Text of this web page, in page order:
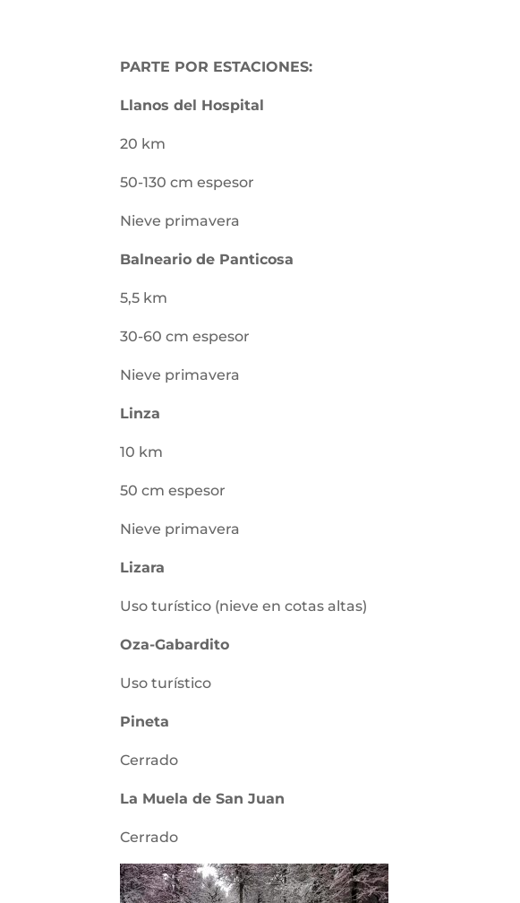
PARTE POR ESTACIONES:
Llanos del Hospital
20 km
50-130 cm espesor
Nieve primavera
Balneario de Panticosa
5,5 km
30-60 cm espesor
Nieve primavera
Linza
10 km
50 cm espesor
Nieve primavera
Lizara
Uso turístico (nieve en cotas altas)
Oza-Gabardito
Uso turístico
Pineta
Cerrado
La Muela de San Juan
Cerrado